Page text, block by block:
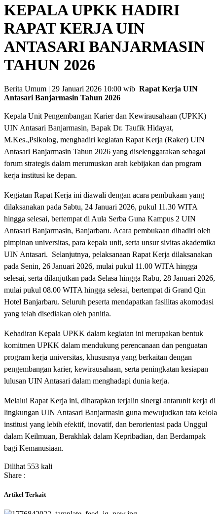
KEPALA UPKK HADIRI
RAPAT KERJA UIN
ANTASARI BANJARMASIN
TAHUN 2026
Berita Umum | 29 Januari 2026 10:00 wib Rapat Kerja UIN
Antasari Banjarmasin Tahun 2026
Kepala Unit Pengembangan Karier dan Kewirausahaan (UPKK)
UIN Antasari Banjarmasin, Bapak Dr. Taufik Hidayat,
M.Kes.,Psikolog, menghadiri kegiatan Rapat Kerja (Raker) UIN
Antasari Banjarmasin Tahun 2026 yang diselenggarakan sebagai
forum strategis dalam merumuskan arah kebijakan dan program
kerja institusi ke depan.
Kegiatan Rapat Kerja ini diawali dengan acara pembukaan yang
dilaksanakan pada Sabtu, 24 Januari 2026, pukul 11.30 WITA
hingga selesai, bertempat di Aula Serba Guna Kampus 2 UIN
Antasari Banjarmasin, Banjarbaru. Acara pembukaan dihadiri oleh
pimpinan universitas, para kepala unit, serta unsur sivitas akademika
UIN Antasari. Selanjutnya, pelaksanaan Rapat Kerja dilaksanakan
pada Senin, 26 Januari 2026, mulai pukul 11.00 WITA hingga
selesai, serta dilanjutkan pada Selasa hingga Rabu, 28 Januari 2026,
mulai pukul 08.00 WITA hingga selesai, bertempat di Grand Qin
Hotel Banjarbaru. Seluruh peserta mendapatkan fasilitas akomodasi
yang telah disediakan oleh panitia.
Kehadiran Kepala UPKK dalam kegiatan ini merupakan bentuk
komitmen UPKK dalam mendukung perencanaan dan penguatan
program kerja universitas, khususnya yang berkaitan dengan
pengembangan karier, kewirausahaan, serta peningkatan kesiapan
lulusan UIN Antasari dalam menghadapi dunia kerja.
Melalui Rapat Kerja ini, diharapkan terjalin sinergi antarunit kerja di
lingkungan UIN Antasari Banjarmasin guna mewujudkan tata kelola
institusi yang lebih efektif, inovatif, dan berorientasi pada Unggul
dalam Keilmuan, Berakhlak dalam Kepribadian, dan Berdampak
bagi Kemanusiaan.
Dilihat 553 kali
Share :
Artikel Terkait